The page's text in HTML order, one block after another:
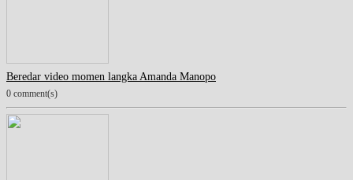
Beredar video momen langka Amanda Manopo
0 comment(s)